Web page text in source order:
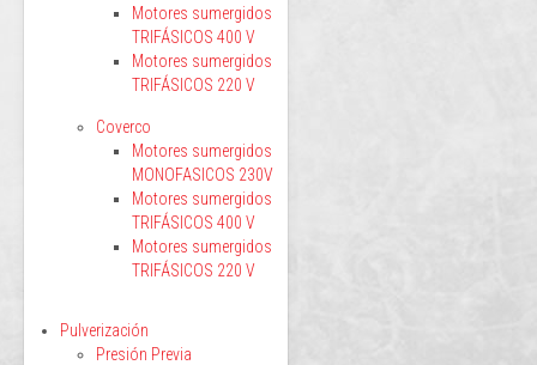
Motores sumergidos
TRIFÁSICOS 400 V
Motores sumergidos
TRIFÁSICOS 220 V
Coverco
Motores sumergidos
MONOFASICOS 230V
Motores sumergidos
TRIFÁSICOS 400 V
Motores sumergidos
TRIFÁSICOS 220 V
Pulverización
Presión Previa